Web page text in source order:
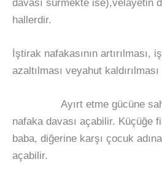
davası sürmekte ise),velayetin
hallerdir.
İştirak nafakasının artırılması,
azaltılması veyahut
Ayırt etme gücüne sahip
nafaka davası açabilir. Küçüğe
baba, diğerine karşı çocuk
açabilir.